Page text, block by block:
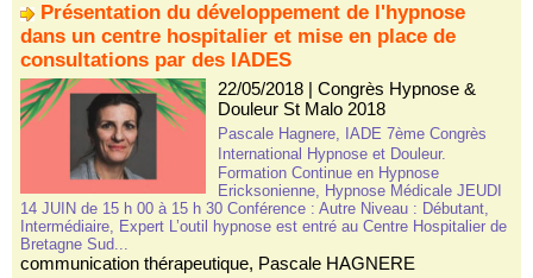
Présentation du développement de l'hypnose
dans un centre hospitalier et mise en place de
consultations par des IADES
22/05/2018| Congrès Hypnose &
Douleur St Malo 2018
Pascale Hagnere, IADE 7ème Congrès
International Hypnose et Douleur.
Formation Continue en Hypnose
Ericksonienne, Hypnose Médicale JEUDI
14 JUIN de 15 h 00 à 15 h 30 Conférence : Autre Niveau : Débutant,
Intermédiaire, Expert L’outil hypnose est entré au Centre Hospitalier de
Bretagne Sud...
communication thérapeutique, Pascale HAGNERE